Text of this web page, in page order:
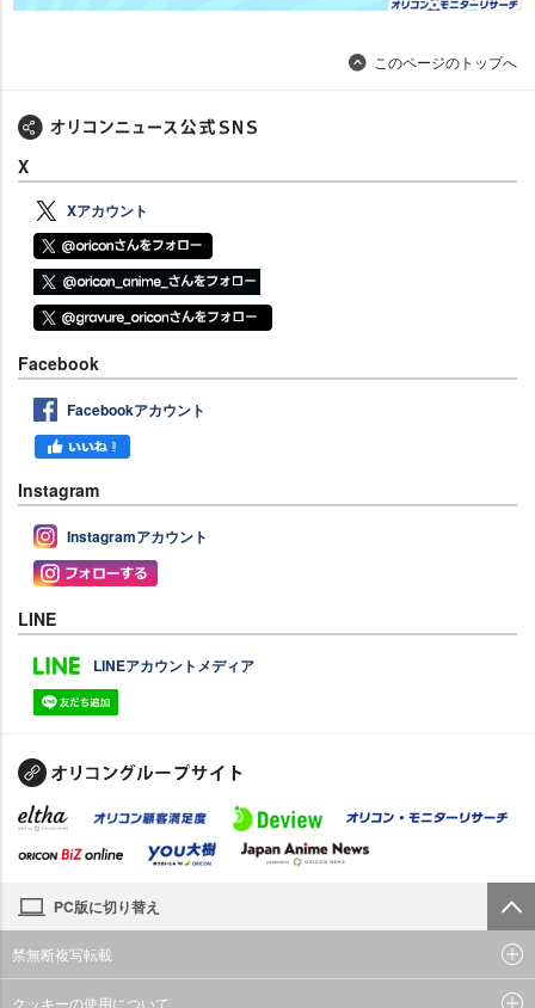
このページのトップへ
X
Xアカウント
Facebook
Facebookアカウント
Instagram
Instagramアカウント
LINE
LINEアカウントメディア
PC版に切り替え
禁無断複写転載
クッキーの使用について